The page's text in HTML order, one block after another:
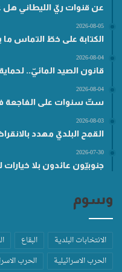
عن قنوات ريّ الليطاني هل
2026-08-05
الكتابة على خطّ التماس
2026-08-04
قانون الصيد المائيّ..
2026-08-04
ستّ سنوات على الفاجعة
2026-08-03
القمح البلديّ مهدد
2026-07-30
جنوبيّون عائدون بلا
وسوم
الانتخابات البلدية البقاع
الحرب الاسرائيلية
الحرب